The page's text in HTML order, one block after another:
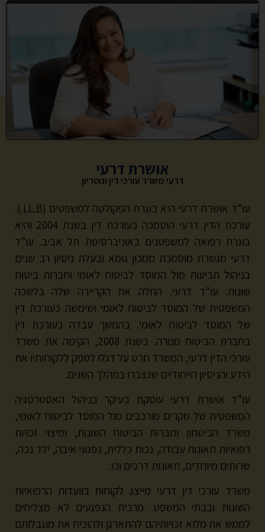
אושרת דרעי
דרעי משרד עורכי דין ונוטריון
עו”ד אושרת דרעי היא בוגרת הפקולטה למשפטים (LL.B.).
עורכת הדין דרעי הוסמכה כעורכת דין בשנת 2004 והיא
בוגרת רפואה למשפטנים באוניברסיטת תל אביב. עו”ד
דרעי מגשרת מוסמכת ממכון גומא ובעלת ניסיון רב שנים
בניהול תביעות מול המוסד לביטוח לאומי וחברות ביטוח
שונות. עו"ד דרעי, החלה את הקריירה שלה בלשכה
המשפטית של המוסד לביטוח לאומי ושימשה כעורכת דין
של המוסד לביטוח לאומי. בהמשך עבדה כעורכת דין
בחברת הביטוח מנורה. בשנת 2008, הקימה את משרד
עורכי הדין דרעי, המשרד חרט על דגלו לספק ללקוחותיו את
הידע והניסיון הייחודיים שנצברו במהלך השנים.
עו”ד אושרת דרעי עוסקת בעיקר בניהול האסטרטגיה
המשפטית של מקרים מורכבים מול המוסד לביטוח לאומי,
משרד הביטחון וחברות הביטוח השונות, ומיצוי זכויות
רפואיות תאונות עבודה, נכות כללית, נפגעי איבה, ילד נכה,
שרותים מיוחדים, תאונות דרכים וכו.
משרד עורכי דין דרעי מייצג לקוחות בוועדות הרפואיות
השונות ובבתי המשפט. מרבית הנפגעים לא מצליחים
לממש את מלוא זכויותיהם להתארגן ולהוכיח את מוגבלותם